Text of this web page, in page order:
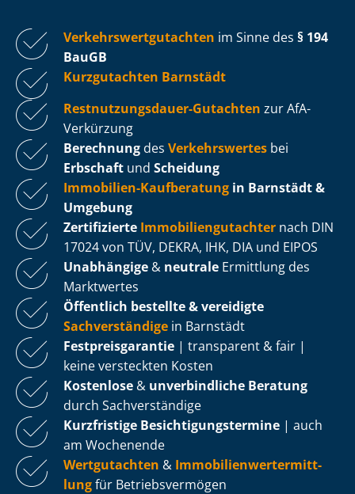
Ver­kehrs­wert­gut­ach­ten im Sinne des § 194
BauGB
Kurzgutachten Barnstädt
Rest­nut­zungs­dau­er-Gutachten zur AfA-
Verkürzung
Berechnung des Verkehrswertes bei
Erbschaft und Scheidung
Immobilien-Kaufberatung in Barnstädt &
Umgebung
Zertifizierte Im­mo­bi­li­en­gut­ach­ter nach DIN
17024 von TÜV, DEKRA, IHK, DIA und EIPOS
Unabhängige & neutrale Ermittlung des
Marktwertes
Öffentlich bestellte & vereidigte
Sachverständige in Barnstädt
Fest­preis­ga­ran­tie | transparent & fair |
keine versteckten Kosten
Kostenlose & unverbindliche Beratung
durch Sachverständige
Kurzfristige Be­sich­ti­gungs­ter­mi­ne | auch
am Wochenende
Wertgutachten & Im­mo­bi­li­en­wert­ermitt­
lungfür Be­triebs­ver­mö­gen